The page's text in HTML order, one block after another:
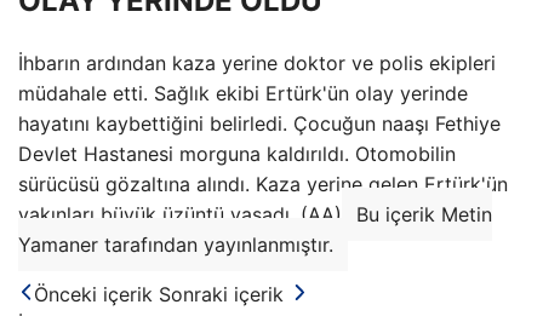
İhbarın ardından kaza yerine doktor ve polis ekipleri
müdahale etti. Sağlık ekibi Ertürk'ün olay yerinde
hayatını kaybettiğini belirledi. Çocuğun naaşı Fethiye
Devlet Hastanesi morguna kaldırıldı. Otomobilin
sürücüsü gözaltına alındı. Kaza yerine gelen Ertürk'ün
yakınları büyük üzüntü yaşadı. (AA)
Bu içerik Metin
Yamaner tarafından yayınlanmıştır.
Önceki içerik Sonraki içerik